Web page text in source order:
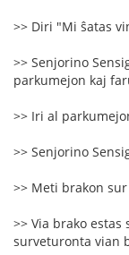
>> Diri "Mi ŝatas
>> Senjorino
parkumejon kaj
>> Iri al
>> Senjorino
>> Meti brakon
>> Via brako
surveturonta vian